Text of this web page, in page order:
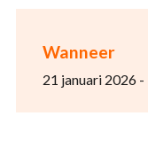
Wanneer
21 januari 2026